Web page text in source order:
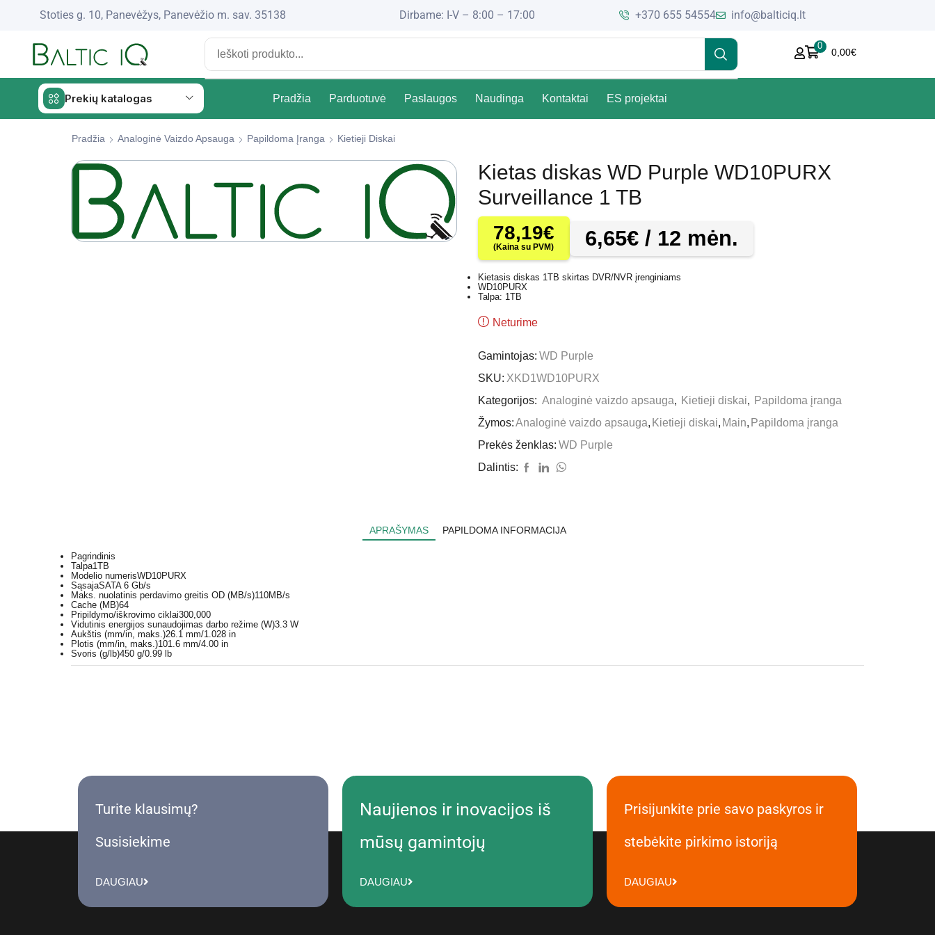
Stoties g. 10, Panevėžys, Panevėžio m. sav. 35138 Dirbame: I-V – 8:00 – 17:00 +370 655 54554 info@balticiq.lt
0
0,00€
Prekių katalogas Pradžia Parduotuvė Paslaugos Naudinga Kontaktai ES projektai
Pradžia Analoginė Vaizdo Apsauga Papildoma Įranga Kietieji Diskai
Kietas diskas WD Purple WD10PURX
Surveillance 1 TB
78,19€
(Kaina su PVM) 6,65€ / 12 mėn.
Kietasis diskas 1TB skirtas DVR/NVR įrenginiams
WD10PURX
Talpa: 1TB
Neturime
Gamintojas: WD Purple
SKU: XKD1WD10PURX
Kategorijos: Analoginė vaizdo apsauga, Kietieji diskai, Papildoma įranga
Žymos:Analoginė vaizdo apsauga, Kietieji diskai, Main, Papildoma įranga
Prekės ženklas: WD Purple
Dalintis:
APRAŠYMAS PAPILDOMA INFORMACIJA
Pagrindinis
Talpa1TB
Modelio numerisWD10PURX
SąsajaSATA 6 Gb/s
Maks. nuolatinis perdavimo greitis OD (MB/s)110MB/s
Cache (MB)64
Pripildymo/iškrovimo ciklai300,000
Vidutinis energijos sunaudojimas darbo režime (W)3.3 W
Aukštis (mm/in, maks.)26.1 mm/1.028 in
Plotis (mm/in, maks.)101.6 mm/4.00 in
Svoris (g/lb)450 g/0.99 lb
Turite klausimų?
Susisiekime
DAUGIAU
Naujienos ir inovacijos iš
mūsų gamintojų
DAUGIAU
Prisijunkite prie savo paskyros ir
stebėkite pirkimo istoriją
DAUGIAU